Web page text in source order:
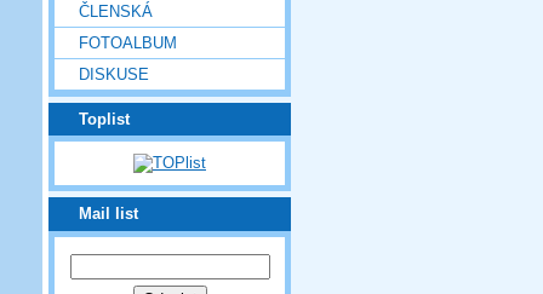
ČLENSKÁ
FOTOALBUM
DISKUSE
Toplist
Mail list